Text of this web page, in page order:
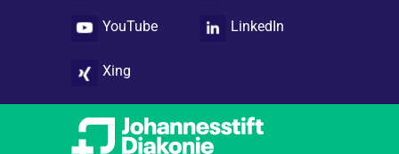
YouTube LinkedIn
Xing